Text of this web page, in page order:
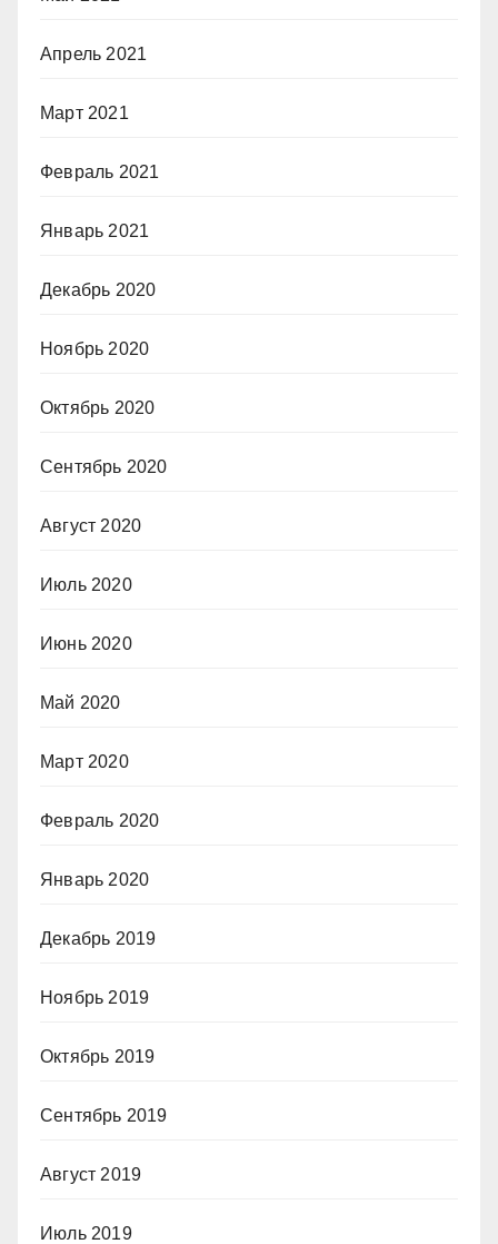
Апрель 2021
Март 2021
Февраль 2021
Январь 2021
Декабрь 2020
Ноябрь 2020
Октябрь 2020
Сентябрь 2020
Август 2020
Июль 2020
Июнь 2020
Май 2020
Март 2020
Февраль 2020
Январь 2020
Декабрь 2019
Ноябрь 2019
Октябрь 2019
Сентябрь 2019
Август 2019
Июль 2019